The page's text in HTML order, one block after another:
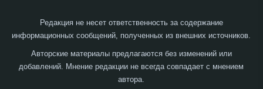
Редакция не несет ответственность за содержание
информационных сообщений, полученных из внешних источников.
Авторские материалы предлагаются без изменений или
добавлений. Мнение редакции не всегда совпадает с мнением
автора.